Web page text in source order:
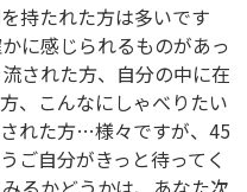
持たれた方は多いです
に感じられるものがあっ
された方、自分の中に在
、こんなにしゃべりたい
れた方…様々ですが、45
ご自分がきっと待ってく